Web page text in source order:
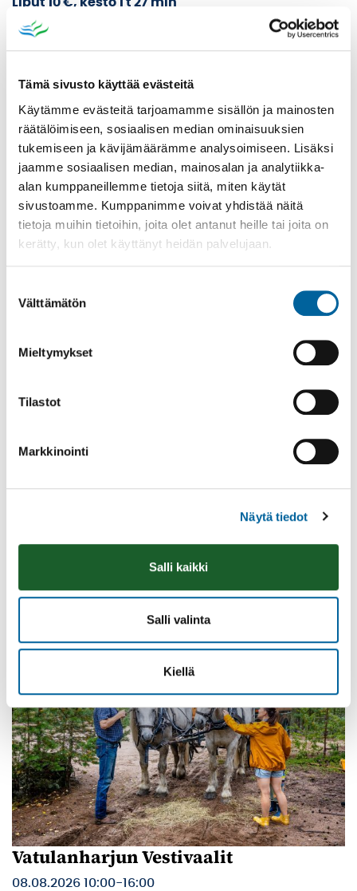
Tämä sivusto käyttää evästeitä
Käytämme evästeitä tarjoamamme sisällön ja mainosten
räätälöimiseen, sosiaalisen median ominaisuuksien
tukemiseen ja kävijämäärämme analysoimiseen. Lisäksi
jaamme sosiaalisen median, mainosalan ja analytiikka-
alan kumppaneillemme tietoja siitä, miten käytät
sivustoamme. Kumppanimme voivat yhdistää näitä
tietoja muihin tietoihin, joita olet antanut heille tai joita on
kerätty, kun olet käyttänyt heidän palvelujaan.
valinta
Välttämätön
Mieltymykset
Tilastot
Markkinointi
Näytä tiedot
Salli kaikki
Salli valinta
Kiellä
Lipunmyynti alkaa puoli tuntia ennen näytöksen
alkua.
Järj. Ikaalisten kaupunki/kulttuuritoimi
23.08.2019 18:30
25.08.2019 18:30
28.08.2019 18:30
Altin sali, Eino Salmelaisenkatu 20, Ikaalinen
Poistomyynti kirjaston aukioloaikana
Lue lisää
Vatulanharjun Vestivaalit
08.08.2026 10:00-16:00